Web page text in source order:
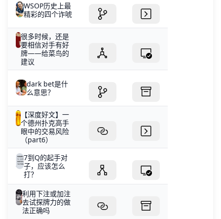
WSOP历史上最
精彩的四个诈唬
很多时候，还是
要相信对手有好
牌——给菜鸟的
建议
dark bet是什
么意思？
【深度好文】一
个德州扑克高手
眼中的交易风险
（part6）
7到Q的起手对
子，应该怎么
打？
利用下注或加注
去试探牌力的做
法正确吗